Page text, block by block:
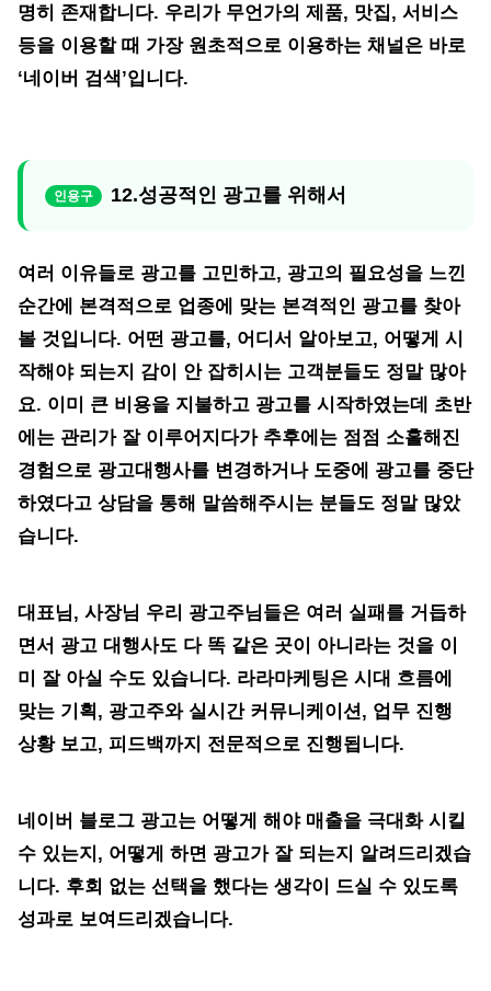
명히 존재합니다. 우리가 무언가의 제품, 맛집, 서비스
등을 이용할 때 가장 원초적으로 이용하는 채널은 바로
‘네이버 검색’입니다.
12.성공적인 광고를 위해서
여러 이유들로 광고를 고민하고, 광고의 필요성을 느낀
순간에 본격적으로 업종에 맞는 본격적인 광고를 찾아
볼 것입니다. 어떤 광고를, 어디서 알아보고, 어떻게 시
작해야 되는지 감이 안 잡히시는 고객분들도 정말 많아
요. 이미 큰 비용을 지불하고 광고를 시작하였는데 초반
에는 관리가 잘 이루어지다가 추후에는 점점 소홀해진
경험으로 광고대행사를 변경하거나 도중에 광고를 중단
하였다고 상담을 통해 말씀해주시는 분들도 정말 많았
습니다.
대표님, 사장님 우리 광고주님들은 여러 실패를 거듭하
면서 광고 대행사도 다 똑 같은 곳이 아니라는 것을 이
미 잘 아실 수도 있습니다. 라라마케팅은 시대 흐름에
맞는 기획, 광고주와 실시간 커뮤니케이션, 업무 진행
상황 보고, 피드백까지 전문적으로 진행됩니다.
네이버 블로그 광고는 어떻게 해야 매출을 극대화 시킬
수 있는지, 어떻게 하면 광고가 잘 되는지 알려드리겠습
니다. 후회 없는 선택을 했다는 생각이 드실 수 있도록
성과로 보여드리겠습니다.